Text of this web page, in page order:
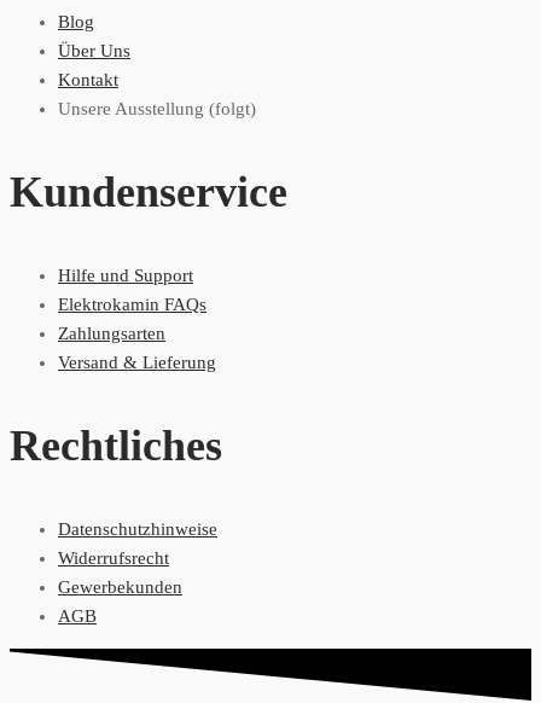
Blog
Über Uns
Kontakt
Unsere Ausstellung (folgt)
Kundenservice
Hilfe und Support
Elektrokamin FAQs
Zahlungsarten
Versand & Lieferung
Rechtliches
Datenschutzhinweise
Widerrufsrecht
Gewerbekunden
AGB